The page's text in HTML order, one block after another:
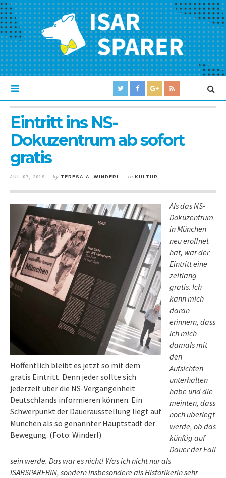
Eintritt ins NS-
Dokuzentrum ab sofort
gratis
JUL 07, 2019 by TERESA A. WINDERL in KULTUR
Hoffentlich bleibt es jetzt so mit dem
gratis Eintritt. Denn jeder sollte sich
jederzeit über die NS-Vergangenheit
Deutschlands informieren können. Ein
Schwerpunkt der Dauerausstellung liegt auf
München als so genannter Hauptstadt der
Bewegung. (Foto: Winderl)
Als das NS-
Dokuzentrum
in München
neu eröffnet
hat, war der
Eintritt eine
zeitlang
gratis. Ich
kann mich
daran
erinnern, dass
ich mich
damals mit
den
Aufsichten
unterhalten
habe und die
meinten, dass
noch überlegt
werde, ob das
künftig auf
Dauer der Fall
sein werde. Das war es nicht! Was ich nicht nur als
ISARSPARERIN, sondern insbesondere als Historikerin sehr